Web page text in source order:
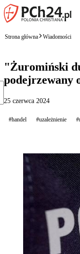
Strona główna Wiadomości
"Żuromiński
podejrzewany
25 czerwca 2024
#handel #uzależnienie